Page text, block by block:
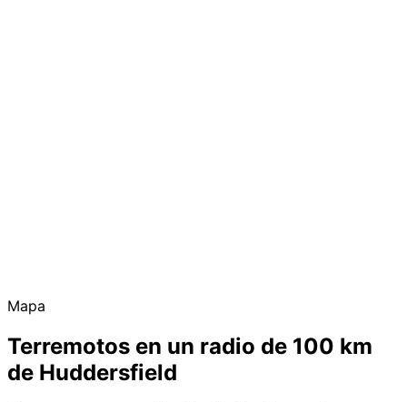
Mapa
Terremotos en un radio de 100 km
de Huddersfield